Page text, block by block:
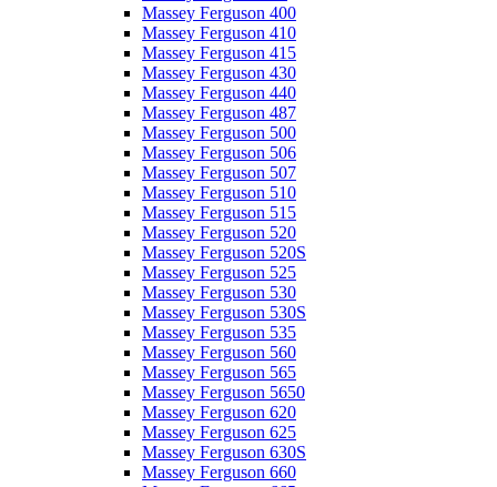
Massey Ferguson 400
Massey Ferguson 410
Massey Ferguson 415
Massey Ferguson 430
Massey Ferguson 440
Massey Ferguson 487
Massey Ferguson 500
Massey Ferguson 506
Massey Ferguson 507
Massey Ferguson 510
Massey Ferguson 515
Massey Ferguson 520
Massey Ferguson 520S
Massey Ferguson 525
Massey Ferguson 530
Massey Ferguson 530S
Massey Ferguson 535
Massey Ferguson 560
Massey Ferguson 565
Massey Ferguson 5650
Massey Ferguson 620
Massey Ferguson 625
Massey Ferguson 630S
Massey Ferguson 660